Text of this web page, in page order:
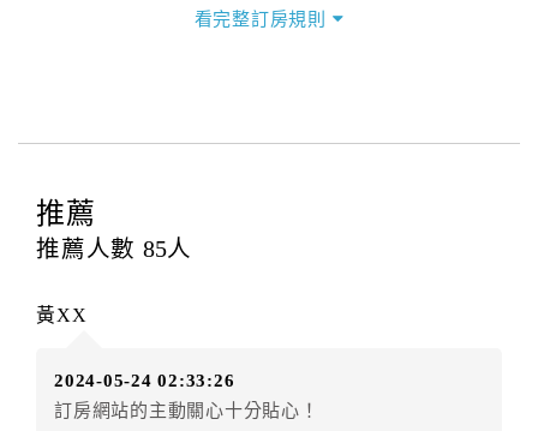
60%。
50%。
金30%。
看完整訂房規則
推薦
推薦人數 85人
黃XX
2024-05-24 02:33:26
訂房網站的主動關心十分貼心！